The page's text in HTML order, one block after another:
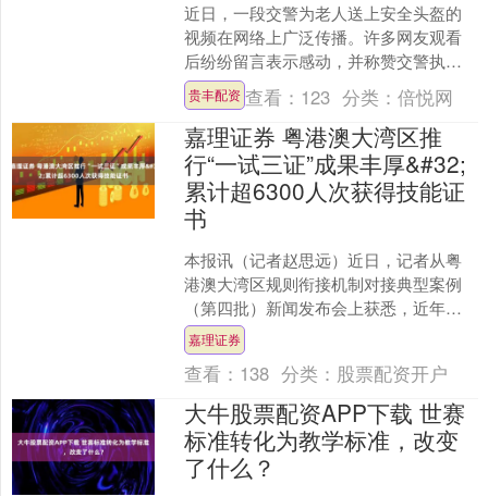
近日，一段交警为老人送上安全头盔的
视频在网络上广泛传播。许多网友观看
后纷纷留言表示感动，并称赞交警执法
既贴心又温暖。 6月24日22时30分许，
宿迁市公安局交管....
贵丰配资 查看： 123 分类：倍悦网
嘉理证券 粤港澳大湾区推
行“一试三证”成果丰厚&#32;
累计超6300人次获得技能证
书
本报讯（记者赵思远）近日，记者从粤
港澳大湾区规则衔接机制对接典型案例
（第四批）新闻发布会上获悉，近年
来，广东持续深化粤港澳技能人才评价
合作，着力推进标准共建、结....
嘉理证券
查看： 138 分类： 股票配资开户
大牛股票配资APP下载 世赛
标准转化为教学标准，改变
了什么？